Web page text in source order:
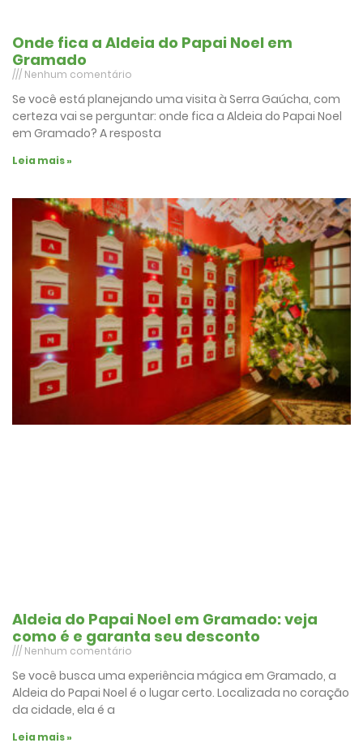
Onde fica a Aldeia do Papai Noel em
Gramado
Nenhum comentário
Se você está planejando uma visita à Serra Gaúcha, com
certeza vai se perguntar: onde fica a Aldeia do Papai Noel
em Gramado? A resposta
Leia mais »
Aldeia do Papai Noel em Gramado: veja
como é e garanta seu desconto
Nenhum comentário
Se você busca uma experiência mágica em Gramado, a
Aldeia do Papai Noel é o lugar certo. Localizada no coração
da cidade, ela é a
Leia mais »